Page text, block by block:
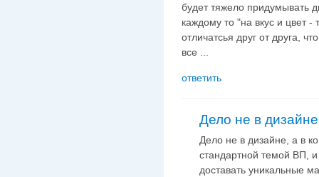
будет тяжело придумывать
каждому то "на вкус и цвет
отличатсья друг от друга,
все ...
ответить
Дело не в
Дело не в дизайне, а в
стандартной темой ВП,
доставать уникальные